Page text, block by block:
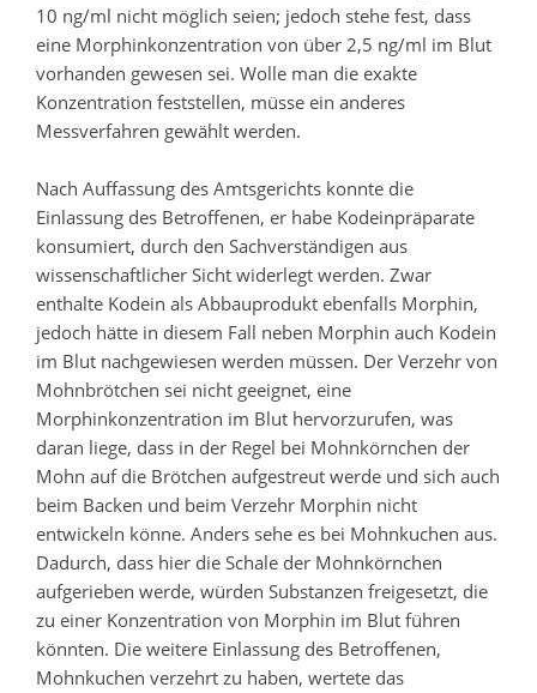
10 ng/ml nicht möglich seien; jedoch stehe fest, dass
eine Morphinkonzentration von über 2,5 ng/ml im Blut
vorhanden gewesen sei. Wolle man die exakte
Konzentration feststellen, müsse ein anderes
Messverfahren gewählt werden.
Nach Auffassung des Amtsgerichts konnte die
Einlassung des Betroffenen, er habe Kodeinpräparate
konsumiert, durch den Sachverständigen aus
wissenschaftlicher Sicht widerlegt werden. Zwar
enthalte Kodein als Abbauprodukt ebenfalls Morphin,
jedoch hätte in diesem Fall neben Morphin auch Kodein
im Blut nachgewiesen werden müssen. Der Verzehr von
Mohnbrötchen sei nicht geeignet, eine
Morphinkonzentration im Blut hervorzurufen, was
daran liege, dass in der Regel bei Mohnkörnchen der
Mohn auf die Brötchen aufgestreut werde und sich auch
beim Backen und beim Verzehr Morphin nicht
entwickeln könne. Anders sehe es bei Mohnkuchen aus.
Dadurch, dass hier die Schale der Mohnkörnchen
aufgerieben werde, würden Substanzen freigesetzt, die
zu einer Konzentration von Morphin im Blut führen
könnten. Die weitere Einlassung des Betroffenen,
Mohnkuchen verzehrt zu haben, wertete das